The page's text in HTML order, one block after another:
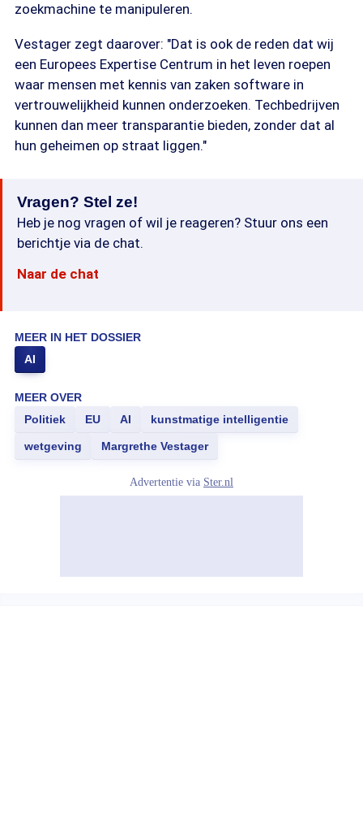
zoekmachine te manipuleren.
Vestager zegt daarover: "Dat is ook de reden dat wij
een Europees Expertise Centrum in het leven roepen
waar mensen met kennis van zaken software in
vertrouwelijkheid kunnen onderzoeken. Techbedrijven
kunnen dan meer transparantie bieden, zonder dat al
hun geheimen op straat liggen."
Vragen? Stel ze!
Heb je nog vragen of wil je reageren? Stuur ons een
berichtje via de chat.
Naar de chat
MEER IN HET DOSSIER
AI
MEER OVER
Politiek
EU AI kunstmatige intelligentie
wetgeving Margrethe Vestager
Advertentie via Ster.nl